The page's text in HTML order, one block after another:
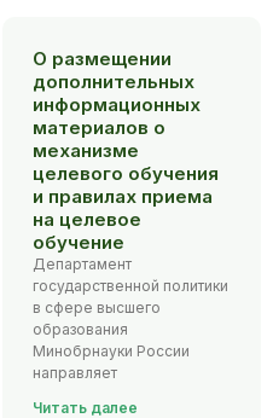
О размещении
дополнительных
информационных
материалов о
механизме
целевого обучения
и правилах приема
на целевое
обучение
Департамент
государственной политики
в сфере высшего
образования
Минобрнауки России
направляет
Читать далее